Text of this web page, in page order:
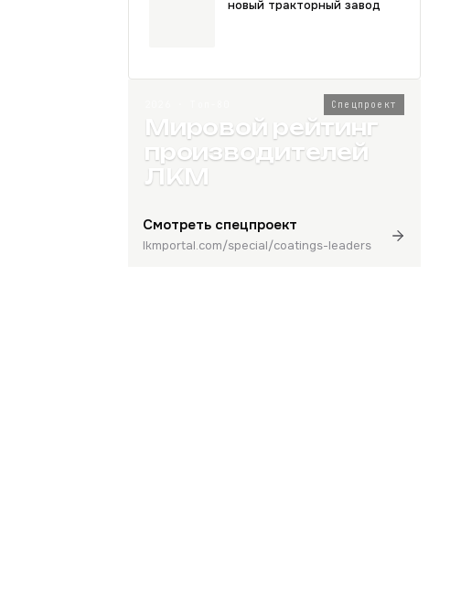
новый тракторный завод
Спецпроект
Мировой рейтинг
производителей
ЛКМ
Смотреть спецпроект
lkmportal.com/special/coatings-leaders